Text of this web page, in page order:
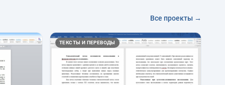
Все проекты →
ТЕКСТЫ И ПЕРЕВОДЫ